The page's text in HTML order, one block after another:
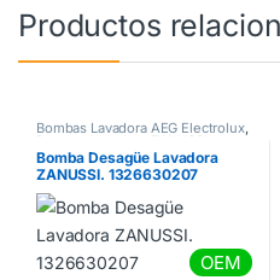
Productos
Bombas Lavadora AEG Electrolux,
Bombas Lavadora ZANUSSI
Bomba Desagüe Lavadora
ZANUSSI. 1326630207
OEM